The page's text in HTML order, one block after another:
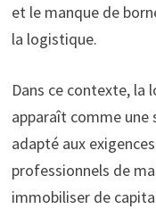
et le manque de
la logistique.
Dans ce contexte, la
apparaît comme
adapté aux
professionnels de
immobiliser de